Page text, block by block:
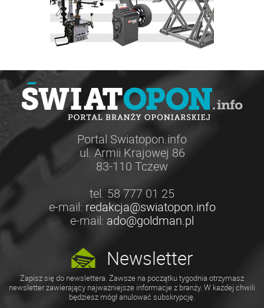
Portal Swiatopon.info
ul. Armii Krajowej 86
83-110 Tczew
tel. 58 777 01 25
e-mail: redakcja@swiatopon.info
e-mail: ado@goldman.pl
Newsletter
Zapisz się do newslettera. Zawsze na początku tygodnia otrzymasz
newsletter zawierający najważniejsze informacje z branży. W każdej chwili
będziesz mógł anulować subskrypcję.